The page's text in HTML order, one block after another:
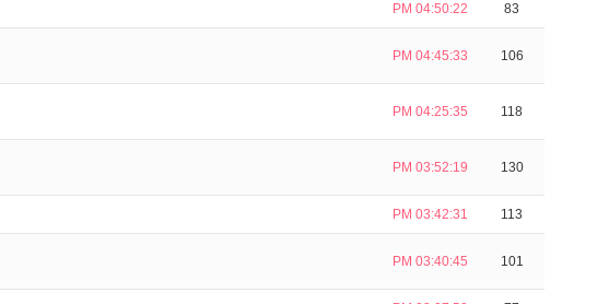
PM 04:50:22 83
PM 04:45:33 106
PM 04:25:35 118
PM 03:52:19 130
PM 03:42:31 113
PM 03:40:45 101